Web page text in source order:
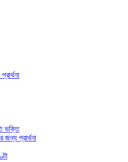
ভক্তি
জন্য প্রার্থনা